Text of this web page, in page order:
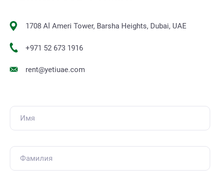
1708 Al Ameri Tower, Barsha Heights, Dubai, UAE
+971 52 673 1916
rent@yetiuae.com